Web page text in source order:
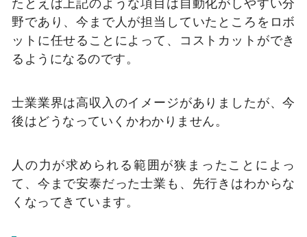
たとえば上記のような項目は自動化がしやすい分
野であり、今まで人が担当していたところをロボ
ットに任せることによって、コストカットができ
るようになるのです。
士業業界は高収入のイメージがありましたが、今
後はどうなっていくかわかりません。
人の力が求められる範囲が狭まったことによっ
て、今まで安泰だった士業も、先行きはわからな
くなってきています。